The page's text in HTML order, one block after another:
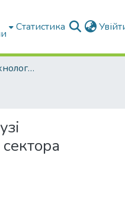
Статистика
Факультет Агротехнологій та екології